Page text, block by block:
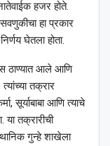
हजर होते.
हा प्रकार
घेतला होता.
ठाण्यात आले आणि
तक्रार
सूर्याबाबा आणि त्याचे
तक्रारीची
गुन्हे शाखेला